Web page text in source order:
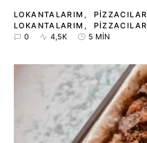
LOKANTALARIM
PIZZACILAR
LOKANTALARIM
PIZZACILAR
0
4,5K 5 MIN